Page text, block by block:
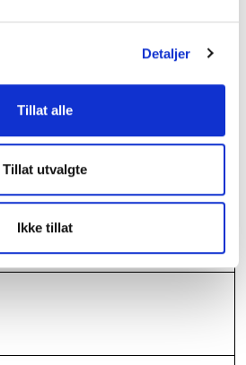
Detaljer
Tillat alle
Tillat utvalgte
Ikke tillat
Lysestaker og
teppe/glasskrakker under kiste
Gjelder ikke private
seremonirom eller
sykehjemskapell